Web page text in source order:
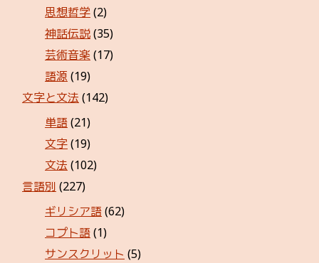
思想哲学(2)
神話伝説(35)
芸術音楽 (17)
語源 (19)
文字と文法 (142)
単語(21)
文字(19)
文法 (102)
言語別 (227)
ギリシア語(62)
コプト語(1)
サンスクリット (5)